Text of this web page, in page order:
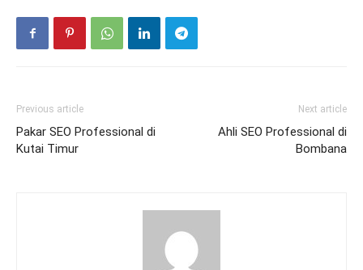
Previous article
Pakar SEO Professional di
Kutai Timur
Next article
Ahli SEO Professional di
Bombana